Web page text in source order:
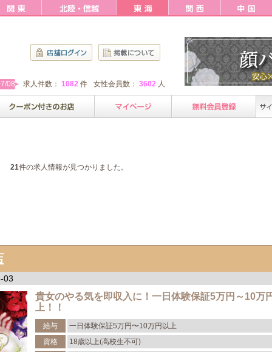
08 求人件数： 1082 件 女性会員数： 3602 人
21件の求人情報が見つかりました。
03
貴女のやる気を即収入に！一日体験保証5万円～10万
上！！
給与
一日体験保証5万円〜10万円以上
資格
18歳以上(高校生不可)